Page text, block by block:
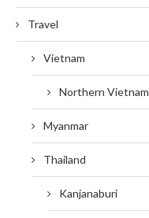
Travel
Vietnam
Northern Vietnam
Myanmar
Thailand
Kanjanaburi